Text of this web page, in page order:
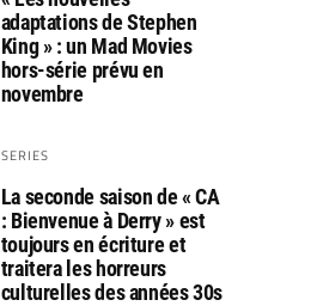
adaptations de Stephen
King » : un Mad Movies
hors-série prévu en
novembre
SERIES
La seconde saison de « CA
: Bienvenue à Derry » est
toujours en écriture et
traitera les horreurs
culturelles des années 30s